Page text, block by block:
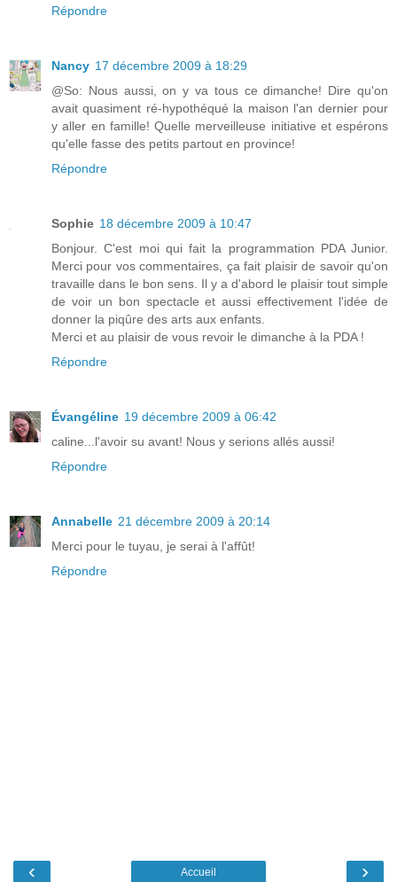
Répondre
Nancy 17 décembre 2009 à 18:29
@So: Nous aussi, on y va tous ce dimanche! Dire qu'on
avait quasiment ré-hypothéqué la maison l'an dernier pour
y aller en famille! Quelle merveilleuse initiative et espérons
qu'elle fasse des petits partout en province!
Répondre
Sophie 18 décembre 2009 à 10:47
Bonjour. C'est moi qui fait la programmation PDA Junior.
Merci pour vos commentaires, ça fait plaisir de savoir qu'on
travaille dans le bon sens. Il y a d'abord le plaisir tout simple
de voir un bon spectacle et aussi effectivement l'idée de
donner la piqûre des arts aux enfants.
Merci et au plaisir de vous revoir le dimanche à la PDA !
Répondre
Évangéline 19 décembre 2009 à 06:42
caline...l'avoir su avant! Nous y serions allés aussi!
Répondre
Annabelle 21 décembre 2009 à 20:14
Merci pour le tuyau, je serai à l'affût!
Répondre
‹ ›
Accueil